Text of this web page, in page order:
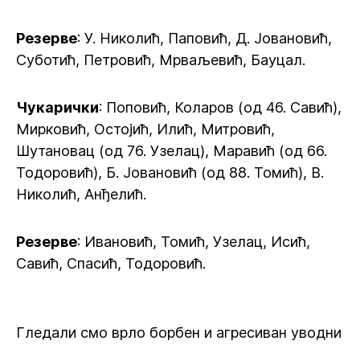
Резерве: У. Николић, Паповић, Д. Јовановић,
Суботић, Петровић, Мрваљевић, Бауцал.
Чукарички: Поповић, Коларов (од 46. Савић),
Мирковић, Остојић, Илић, Митровић,
Шутановац (од 76. Узелац), Маравић (од 66.
Тодоровић), Б. Јовановић (од 88. Томић), В.
Николић, Анђелић.
Резерве: Ивановић, Томић, Узелац, Исић,
Савић, Спасић, Тодоровић.
Гледали смо врло борбен и агресиван уводни